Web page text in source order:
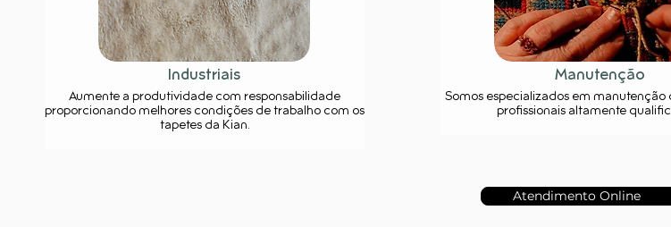
Industriais
Aumente a produtividade com responsabilidade
proporcionando melhores condições de trabalho com os
tapetes da Kian.
Manutenção
Somos especializados em manutenção
profissionais altamente
Atendimento Online